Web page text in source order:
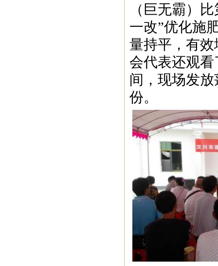
（巨无霸）
一改”优化施
量持平，有
会代表还观
间，现场发
份。